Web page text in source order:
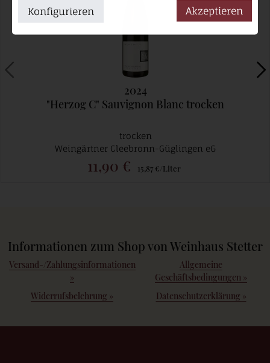
2024
"Herzog C" Sauvignon Blanc trocken
trocken
Weingärtner Cleebronn-Güglingen eG
11,90 € 15,87 €/Liter
Informationen zum Shop von Weinhaus Stetter
Versand-/Zahlungsinformationen
»
Allgemeine
Geschäftsbedingungen »
Widerrufsbelehrung » Datenschutzerklärung »
Konfigurieren Akzeptieren